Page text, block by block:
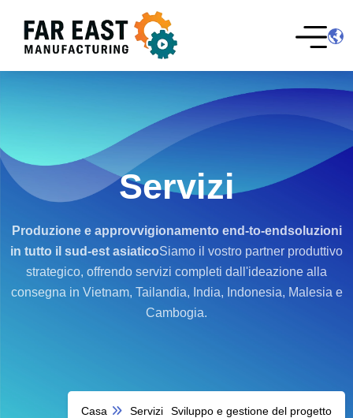
Servizi
Produzione e approvvigionamento end-to-endsoluzioni
in tutto il sud-est asiaticoSiamo il vostro partner produttivo
strategico, offrendo servizi completi dall'ideazione alla
consegna in Vietnam, Tailandia, India, Indonesia, Malesia e
Cambogia.
Casa Servizi Sviluppo e gestione del progetto